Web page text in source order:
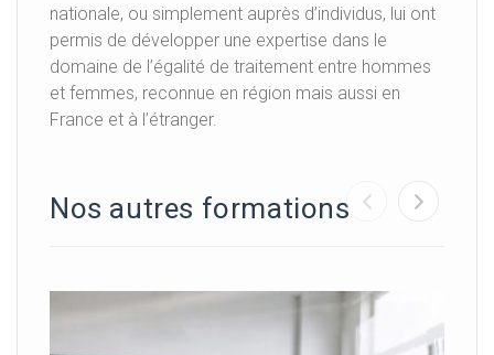
nationale, ou simplement auprès d’individus, lui ont
permis de développer une expertise dans le
domaine de l’égalité de traitement entre hommes
et femmes, reconnue en région mais aussi en
France et à l’étranger.
Nos autres formations